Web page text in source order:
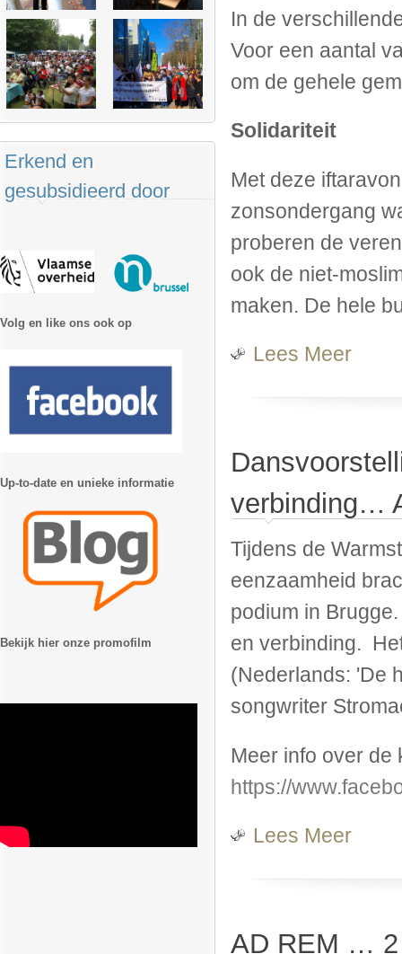
In de
Voor een aantal
om de gehele
Solidariteit
Met deze
zonsondergang
proberen de
ook de niet-
maken. De hele
Lees MeerOver
verbinding…
Tijdens de
eenzaamheid
podium in
en verbinding.
(Nederlands: 'De
songwriter
Meer info over de
https://
Lees MeerOver
AD REM … 2
Erkend en
gesubsidieerd door
Volg en like ons ook op
Up-to-date en unieke informatie
Bekijk hier onze promofilm